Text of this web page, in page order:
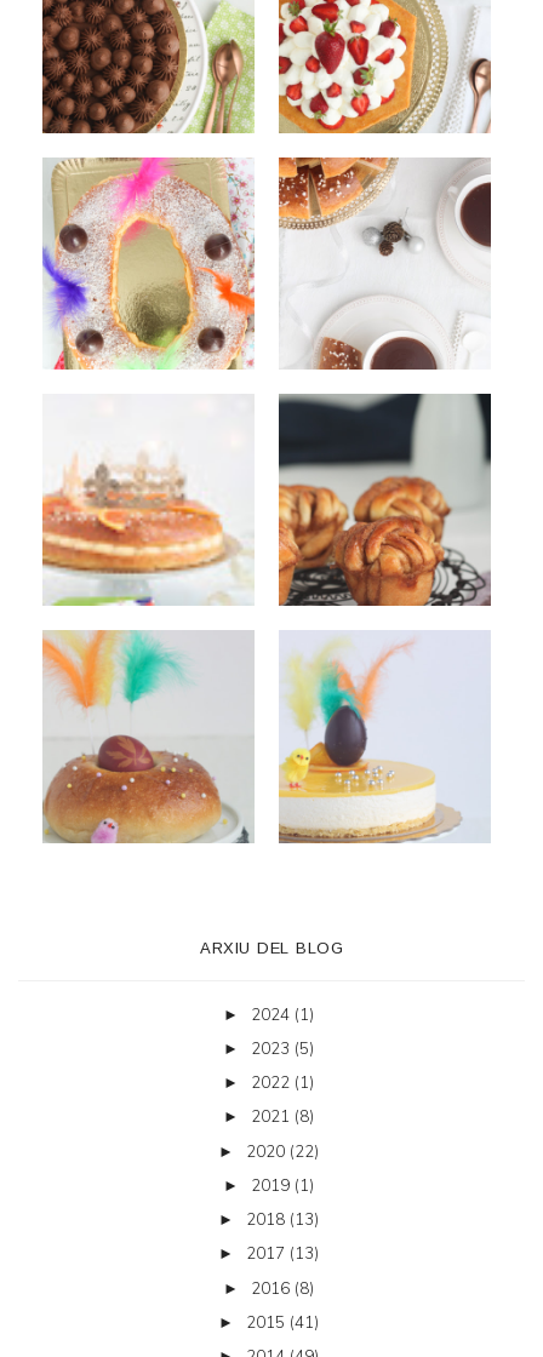
ARXIU DEL BLOG
► 2024 (1)
► 2023 (5)
► 2022 (1)
► 2021 (8)
► 2020 (22)
► 2019 (1)
► 2018 (13)
► 2017 (13)
► 2016 (8)
► 2015 (41)